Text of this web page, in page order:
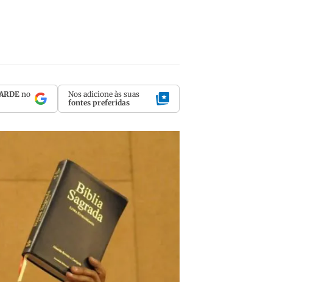
no
Nos adicione às suas
fontes preferidas